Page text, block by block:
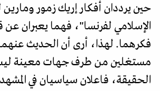
حين يرددان أفكار إريك زمور
الإسلامي لفرنسا"، فهما يعبران
فكرهما. لهذا، أرى أن الحديث
مستغلين من طرف جهات معينة ليس
الحقيقة، فاعلان سياسيان في